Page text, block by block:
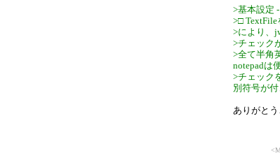
>基本設定
>□ TextFile
>により、
>チェック
>全て半角
notepadは
>チェック
別符号が
ありがとう